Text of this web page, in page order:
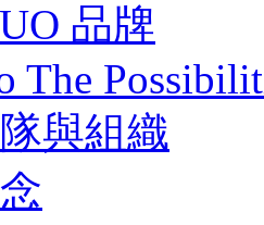
品牌
The
與組織